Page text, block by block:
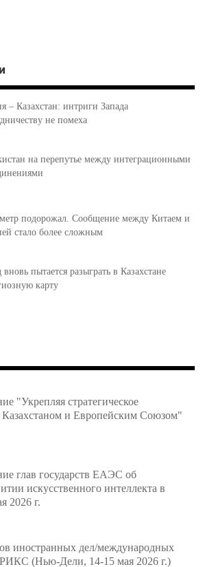
– Казахстан: интриги Запада
не помеха
на перепутье между интеграционными
подорожал. Сообщение между Китаем и
стало более сложным
вновь пытается разыграть в Казахстане
карту
"Укрепляя стратегическое
Казахстаном и Европейским Союзом"
глав государств ЕАЭС об
искусственного интеллекта в
2026 г.
иностранных дел/международных
(Нью-Дели, 14-15 мая 2026 г.)